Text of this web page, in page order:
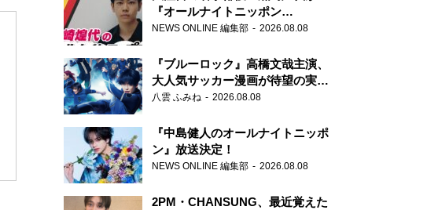
『オールナイトニッポン
0(ZERO)』に初登場「今からとて
NEWS ONLINE 編集部 2026.08.08
『ブルーロック』高橋文哉主演、
大人気サッカー漫画が待望の実写
映画に
八雲 ふみね 2026.08.08
『中島健人のオールナイトニッポ
ン』放送決定！
NEWS ONLINE 編集部 2026.08.08
2PM・CHANSUNG、最近覚えた